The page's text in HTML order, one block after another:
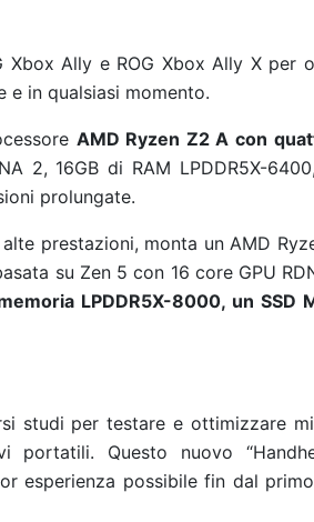
Xbox Ally e ROG Xbox Ally X per
in qualsiasi momento.
AMD Ryzen Z2 A con
2, 16GB di RAM LPDDR5X-
prolungate.
prestazioni, monta un AMD
su Zen 5 con 16 core GPU
LPDDR5X-8000, un SSD
studi per testare e ottimizzare
Questo nuovo
esperienza possibile fin dal